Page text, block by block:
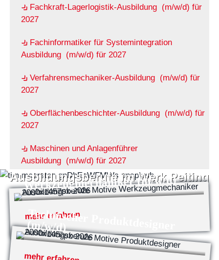
Fachkraft-Lagerlogistik-Ausbildung (m/w/d) für
2027
Fachinformatiker für Systemintegration
Ausbildung (m/w/d) für 2027
Verfahrensmechaniker-Ausbildung (m/w/d) für
2027
Oberflächenbeschichter-Ausbildung (m/w/d) für
2027
Maschinen und Anlagenführer
Ausbildung (m/w/d) für 2027
Ausbildungsberufe im Werk Peiting
Werkzeugmechaniker (m/w/d)
mehr erfahren
Technischer Produktdesigner
(m/w/d)